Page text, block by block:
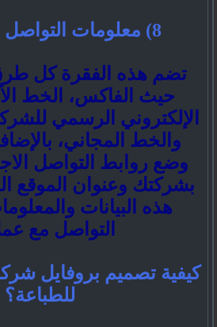
8) معلومات التواصل مع الشركة
تضم هذه الفقرة كل
حيث الفاكس، الخط
الإلكتروني الرسمي
والخط المجاني،
وضع روابط التواصل
بشركتك وعنوان الموقع
هذه البيانات
التواصل مع
كيفية تصميم بروفايل
للطباعة؟